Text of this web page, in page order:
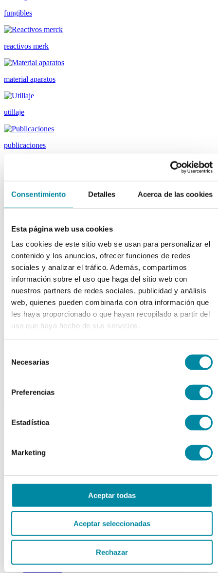
Consentimiento Detalles Acerca de las cookies
Esta página web usa cookies
Las cookies de este sitio web se usan para personalizar el
contenido y los anuncios, ofrecer funciones de redes
sociales y analizar el tráfico. Además, compartimos
información sobre el uso que haga del sitio web con
nuestros partners de redes sociales, publicidad y análisis
web, quienes pueden combinarla con otra información que
les haya proporcionado o que hayan recopilado a partir del
uso que haya hecho de sus servicios.
Necesarias
Preferencias
Estadística
Marketing
Aceptar todas
Aceptar seleccionadas
Rechazar
fungibles
reactivos merk
material aparatos
utillaje
publicaciones
activos
Vitaminas
Principios Activos Cosméticos
excipientes
Colorantes
Epesantes y Gelificantes
Excipientes varios
Disolventes
Reguladores Ph
Siliconas
Tensioactivos
Filtros solares
Jarabes
Otras grasas
extractos y perfumes
Perfumes
Esencias sintéticas
Extracto oleoso
Plantas y tinturas
capsulas